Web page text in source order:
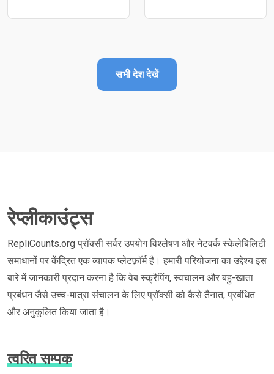
सभी देश देखें
रेप्लीकाउंट्स
RepliCounts.org प्रॉक्सी सर्वर उपयोग विश्लेषण और नेटवर्क स्केलेबिलिटी
समाधानों पर केंद्रित एक व्यापक प्लेटफ़ॉर्म है। हमारी परियोजना का उद्देश्य इस
बारे में जानकारी प्रदान करना है कि वेब स्क्रैपिंग, स्वचालन और बहु-खाता
प्रबंधन जैसे उच्च-मात्रा संचालन के लिए प्रॉक्सी को कैसे तैनात, प्रबंधित
और अनुकूलित किया जाता है।
त्वरित सम्पक